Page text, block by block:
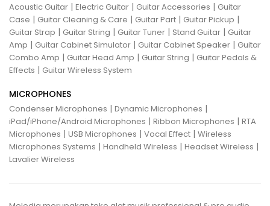
Acoustic Guitar | Electric Guitar | Guitar Accessories | Guitar
Case | Guitar Cleaning & Care | Guitar Part | Guitar Pickup |
Guitar Strap | Guitar String | Guitar Tuner | Stand Guitar | Guitar
Amp | Guitar Cabinet Simulator | Guitar Cabinet Speaker | Guitar
Combo Amp | Guitar Head Amp | Guitar String | Guitar Pedals &
Effects | Guitar Wireless System
MICROPHONES
Condenser Microphones | Dynamic Microphones |
iPad/iPhone/Android Microphones | Ribbon Microphones | RTA
Microphones | USB Microphones | Vocal Effect | Wireless
Microphones Systems | Handheld Wireless | Headset Wireless |
Lavalier Wireless